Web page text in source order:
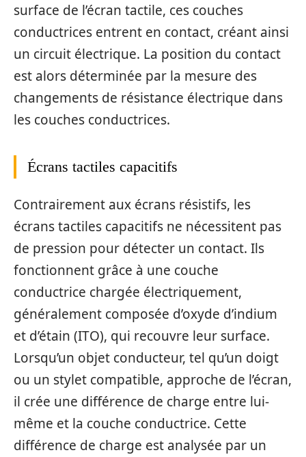
surface de l’écran tactile, ces couches
conductrices entrent en contact, créant ainsi
un circuit électrique. La position du contact
est alors déterminée par la mesure des
changements de résistance électrique dans
les couches conductrices.
Écrans tactiles capacitifs
Contrairement aux écrans résistifs, les
écrans tactiles capacitifs ne nécessitent pas
de pression pour détecter un contact. Ils
fonctionnent grâce à une couche
conductrice chargée électriquement,
généralement composée d’oxyde d’indium
et d’étain (ITO), qui recouvre leur surface.
Lorsqu’un objet conducteur, tel qu’un doigt
ou un stylet compatible, approche de l’écran,
il crée une différence de charge entre lui-
même et la couche conductrice. Cette
différence de charge est analysée par un